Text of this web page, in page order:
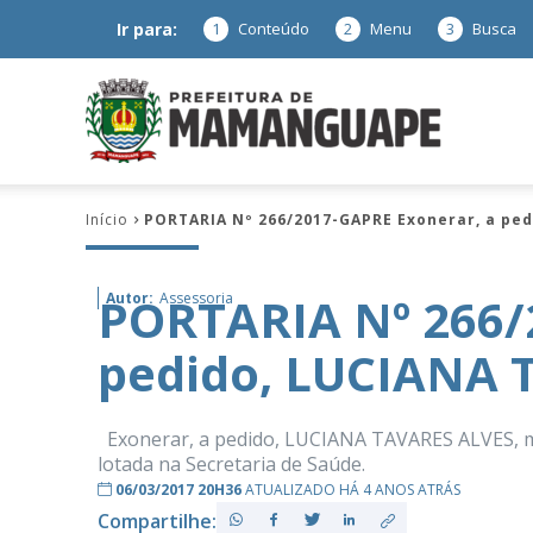
Ir para: 1 Conteúdo 2 Menu 3 Busca
Mamanguape
–
Início PORTARIA Nº 266/2017-GAPRE Exonerar, a
Autor: Assessoria
PORTARIA Nº
pedido, LUCIANA
Exonerar, a pedido, LUCIANA TAVARES
lotada na Secretaria de Saúde.
06/03/2017 20H36ATUALIZADO HÁ 4 ANOS ATRÁS
Compartilhe: